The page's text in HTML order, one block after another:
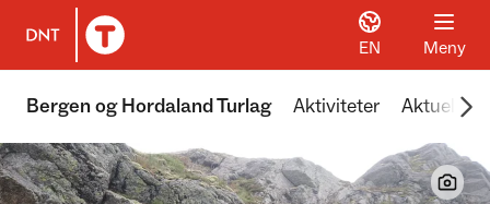
Til DNT.no forside
EN Meny
Bergen og Hordaland Turlag Aktiviteter Aktuelt